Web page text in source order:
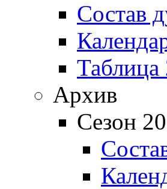
Состав
Таблица
Архив
Сезон